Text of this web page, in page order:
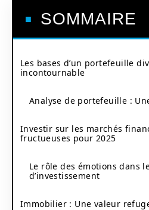
SOMMAIRE
Les bases d’un portefeuille
incontournable
Analyse de portefeuille :
Investir sur les marchés
fructueuses pour 2025
Le rôle des émotions dans
d’investissement
Immobilier : Une valeur